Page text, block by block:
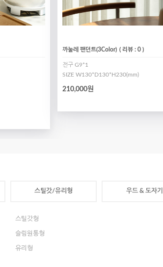
까눌레 팬던트(3Color) ( 리뷰 : 0 )
전구 G9*1
SIZE W130*D130*H230(mm)
210,000원
스틸갓/유리형
스틸갓형
슬림원통형
유리형
우드 & 도자기